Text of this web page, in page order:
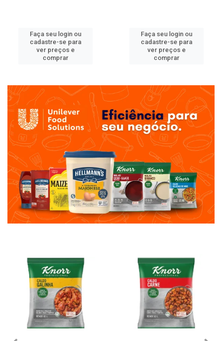
Faça seu login ou
cadastre-se para
ver preços e
comprar
Faça seu login ou
cadastre-se para
ver preços e
comprar